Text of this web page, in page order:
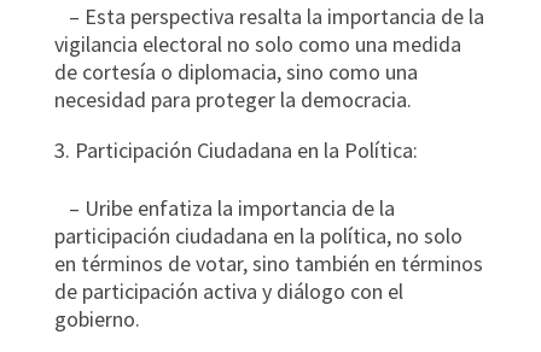
– Esta perspectiva resalta la importancia de la
vigilancia electoral no solo como una medida
de cortesía o diplomacia, sino como una
necesidad para proteger la democracia.
Participación Ciudadana en la Política:
– Uribe enfatiza la importancia de la
participación ciudadana en la política, no solo
en términos de votar, sino también en términos
de participación activa y diálogo con el
gobierno.